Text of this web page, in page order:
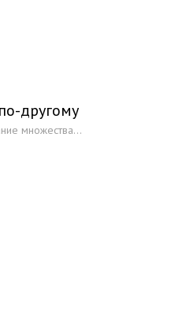
другому
множества...